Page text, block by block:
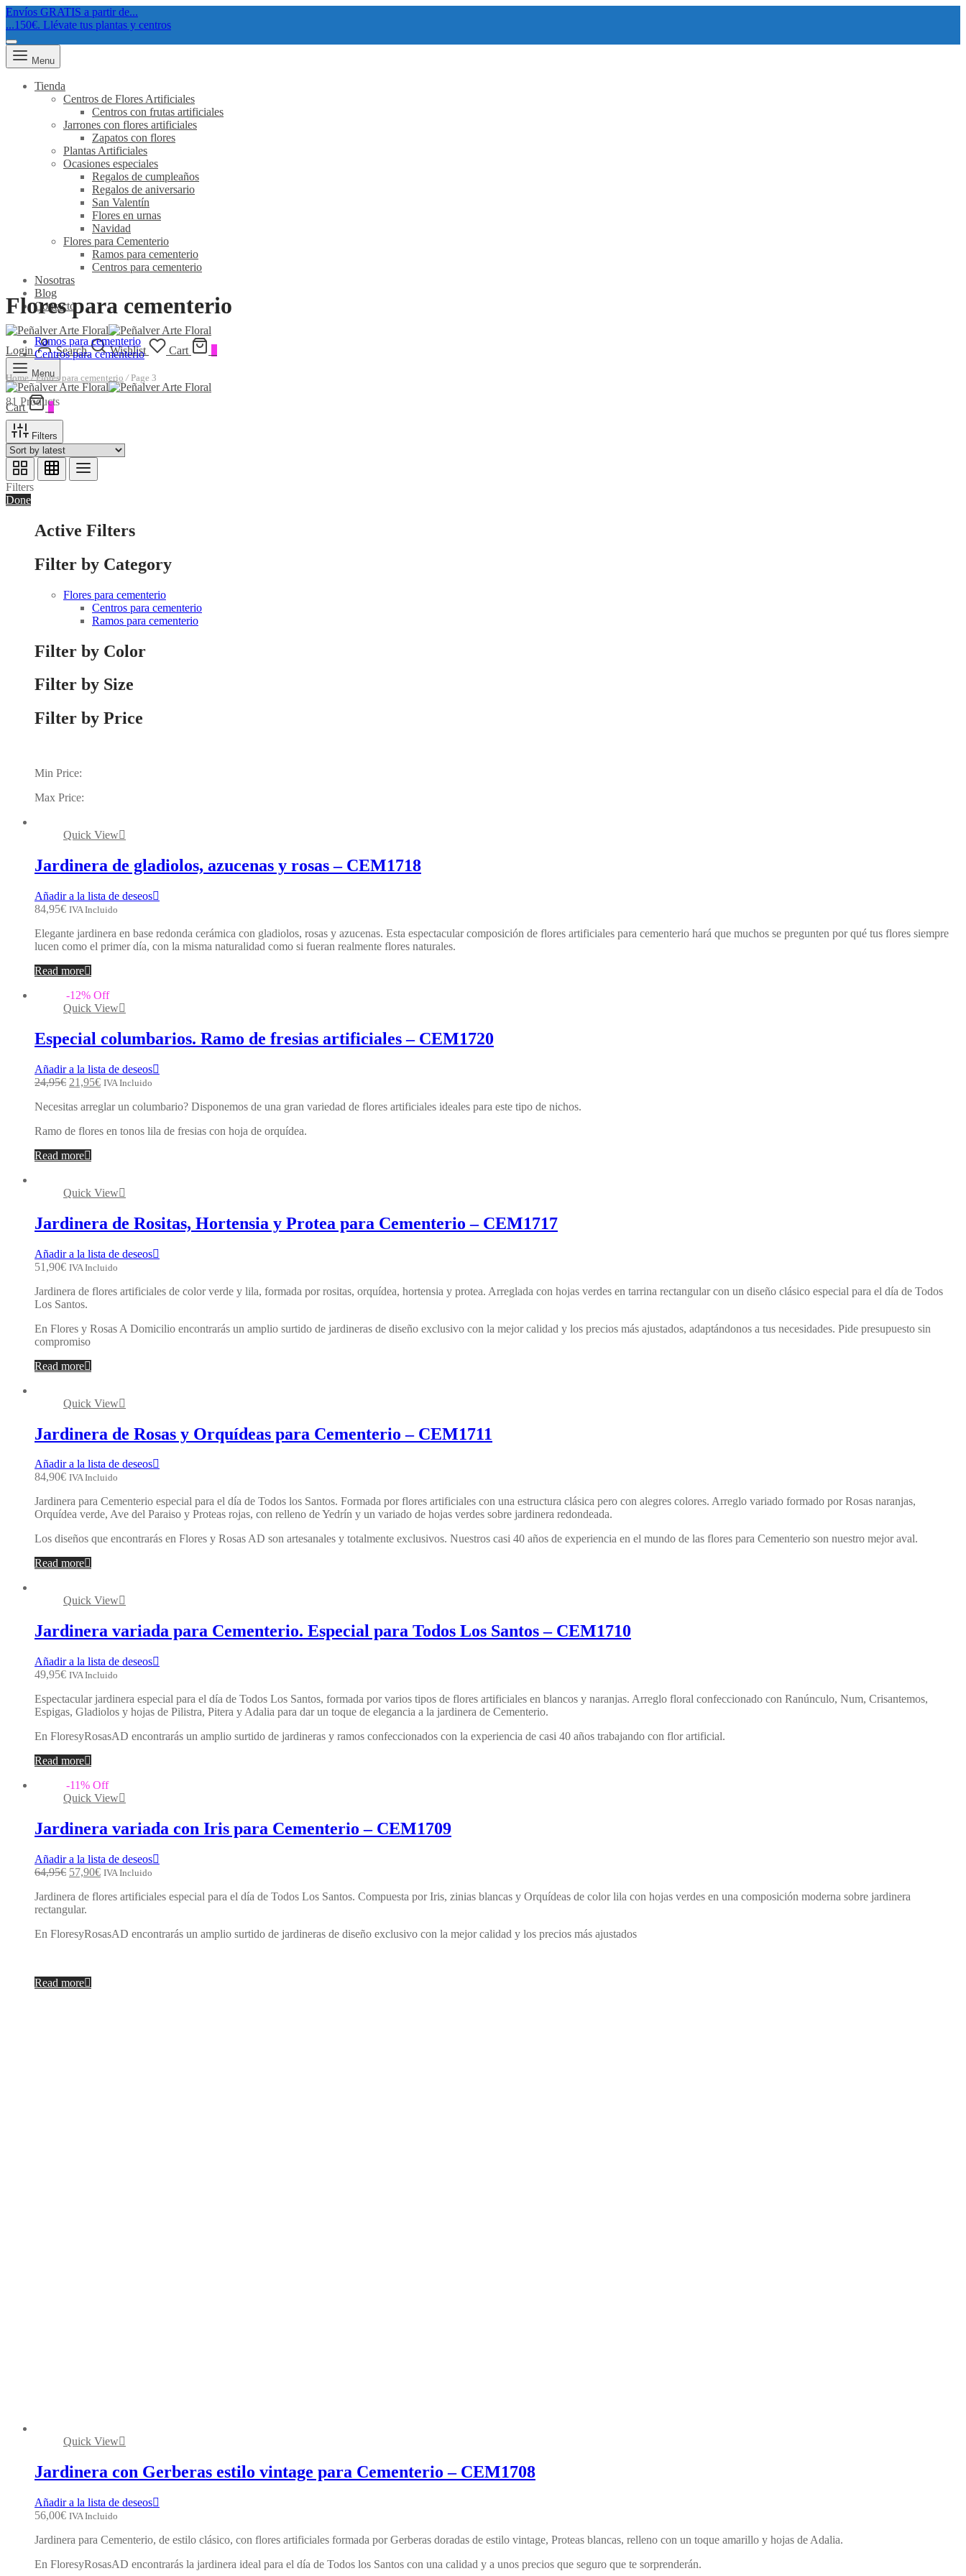
Envíos GRATIS a partir de...
...150€. Llévate tus plantas y centros
Menu
Tienda
Centros de Flores Artificiales
Centros con frutas artificiales
Jarrones con flores artificiales
Zapatos con flores
Plantas Artificiales
Ocasiones especiales
Regalos de cumpleaños
Regalos de aniversario
San Valentín
Flores en urnas
Navidad
Flores para Cementerio
Ramos para cementerio
Centros para cementerio
Nosotras
Blog
Contacto
Login Search Wishlist Cart
Menu
Cart 0
Flores para cementerio
Ramos para cementerio
Centros para cementerio
Home / Flores para cementerio /Page 3
81 Products
Filters
Filters
Done
Active Filters
Filter by Category
Flores para cementerio
Centros para cementerio
Ramos para cementerio
Filter by Color
Filter by Size
Filter by Price
Min Price:
Max Price:
Quick View
Jardinera de gladiolos, azucenas y rosas – CEM1718
Añadir a la lista de deseos
84,95€ IVA Incluido
Elegante jardinera en base redonda cerámica con gladiolos, rosas y azucenas. Esta espectacular composición de flores artificiales para cementerio hará que muchos se pregunten por qué tus flores siempre
lucen como el primer día, con la misma naturalidad como si fueran realmente flores naturales.
Read more
-12% Off
Quick View
Especial columbarios. Ramo de fresias artificiales – CEM1720
Añadir a la lista de deseos
24,95€ 21,95€ IVA Incluido
Necesitas arreglar un columbario? Disponemos de una gran variedad de flores artificiales ideales para este tipo de nichos.
Ramo de flores en tonos lila de fresias con hoja de orquídea.
Read more
Quick View
Jardinera de Rositas, Hortensia y Protea para Cementerio – CEM1717
Añadir a la lista de deseos
51,90€ IVA Incluido
Jardinera de flores artificiales de color verde y lila, formada por rositas, orquídea, hortensia y protea. Arreglada con hojas verdes en tarrina rectangular con un diseño clásico especial para el día de Todos
Los Santos.
En Flores y Rosas A Domicilio encontrarás un amplio surtido de jardineras de diseño exclusivo con la mejor calidad y los precios más ajustados, adaptándonos a tus necesidades. Pide presupuesto sin
compromiso
Read more
Quick View
Jardinera de Rosas y Orquídeas para Cementerio – CEM1711
Añadir a la lista de deseos
84,90€ IVA Incluido
Jardinera para Cementerio especial para el día de Todos los Santos. Formada por flores artificiales con una estructura clásica pero con alegres colores. Arreglo variado formado por Rosas naranjas,
Orquídea verde, Ave del Paraiso y Proteas rojas, con relleno de Yedrín y un variado de hojas verdes sobre jardinera redondeada.
Los diseños que encontrarás en Flores y Rosas AD son artesanales y totalmente exclusivos. Nuestros casi 40 años de experiencia en el mundo de las flores para Cementerio son nuestro mejor aval.
Read more
Quick View
Jardinera variada para Cementerio. Especial para Todos Los Santos – CEM1710
Añadir a la lista de deseos
49,95€ IVA Incluido
Espectacular jardinera especial para el día de Todos Los Santos, formada por varios tipos de flores artificiales en blancos y naranjas. Arreglo floral confeccionado con Ranúnculo, Num, Crisantemos,
Espigas, Gladiolos y hojas de Pilistra, Pitera y Adalia para dar un toque de elegancia a la jardinera de Cementerio.
En FloresyRosasAD encontrarás un amplio surtido de jardineras y ramos confeccionados con la experiencia de casi 40 años trabajando con flor artificial.
Read more
-11% Off
Quick View
Jardinera variada con Iris para Cementerio – CEM1709
Añadir a la lista de deseos
64,95€ 57,90€ IVA Incluido
Jardinera de flores artificiales especial para el día de Todos Los Santos. Compuesta por Iris, zinias blancas y Orquídeas de color lila con hojas verdes en una composición moderna sobre jardinera
rectangular.
En FloresyRosasAD encontrarás un amplio surtido de jardineras de diseño exclusivo con la mejor calidad y los precios más ajustados
Read more
Quick View
Jardinera con Gerberas estilo vintage para Cementerio – CEM1708
Añadir a la lista de deseos
56,00€ IVA Incluido
Jardinera para Cementerio, de estilo clásico, con flores artificiales formada por Gerberas doradas de estilo vintage, Proteas blancas, relleno con un toque amarillo y hojas de Adalia.
En FloresyRosasAD encontrarás la jardinera ideal para el día de Todos los Santos con una calidad y a unos precios que seguro que te sorprenderán.